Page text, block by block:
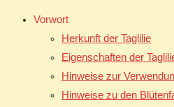
Vorwort
Herkunft der Taglilie
Eigenschaften der
Hinweise zur
Hinweise zu den